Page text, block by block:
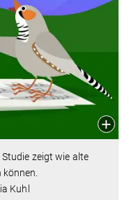
zeigt wie alte
können.
Kuhl